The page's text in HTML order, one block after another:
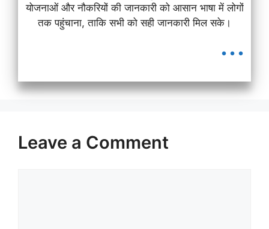
योजनाओं और नौकरियों की जानकारी को आसान भाषा में लोगों
तक पहुंचाना, ताकि सभी को सही जानकारी मिल सके।
...
Leave a Comment